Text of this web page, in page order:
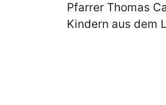
Pfarrer Thomas
Kindern aus dem